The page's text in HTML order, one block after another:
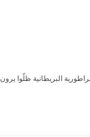
البريطانية ظلّوا يرون